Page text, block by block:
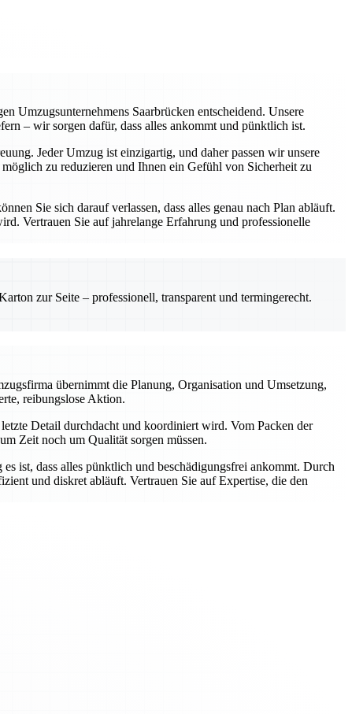
Umzugsunternehmens Saarbrücken entscheidend. Unsere
– wir sorgen dafür, dass alles ankommt und pünktlich ist.
Jeder Umzug ist einzigartig, und daher passen wir unsere
zu reduzieren und Ihnen ein Gefühl von Sicherheit zu
Sie sich darauf verlassen, dass alles genau nach Plan abläuft.
Vertrauen Sie auf jahrelange Erfahrung und professionelle
zur Seite – professionell, transparent und termingerecht.
übernimmt die Planung, Organisation und Umsetzung,
reibungslose Aktion.
Detail durchdacht und koordiniert wird. Vom Packen der
Zeit noch um Qualität sorgen müssen.
ist, dass alles pünktlich und beschädigungsfrei ankommt. Durch
und diskret abläuft. Vertrauen Sie auf Expertise, die den